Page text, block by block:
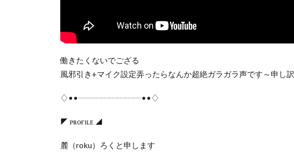
働きたくないでござる
風邪引き+マイク設定弄ったらなんか超絶ガラガラ声です～申し訳
♢••┈┈┈┈┈┈┈┈••♢
◤ ᴘʀᴏғɪʟᴇ ◢
麓（roku）ろくと申します